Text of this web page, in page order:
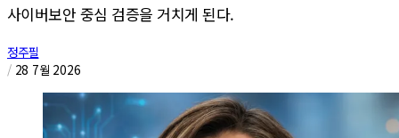
사이버보안 중심 검증을 거치게 된다.
정주필
/ 28 7월 2026